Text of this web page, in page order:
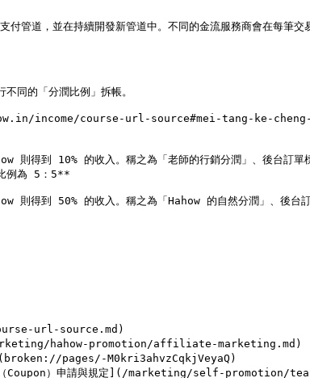
管道，並在持續開發新管道中。不同的金流服務商會在每筆
同的「分潤比例」拆帳。
income/course-url-source#mei-tang-ke-
例為 5：5**
url-source.md)
marketing/hahow-promotion/affiliate-marketing.md)
](broken://pages/-M0kri3ahvzCqkjVeyaQ)